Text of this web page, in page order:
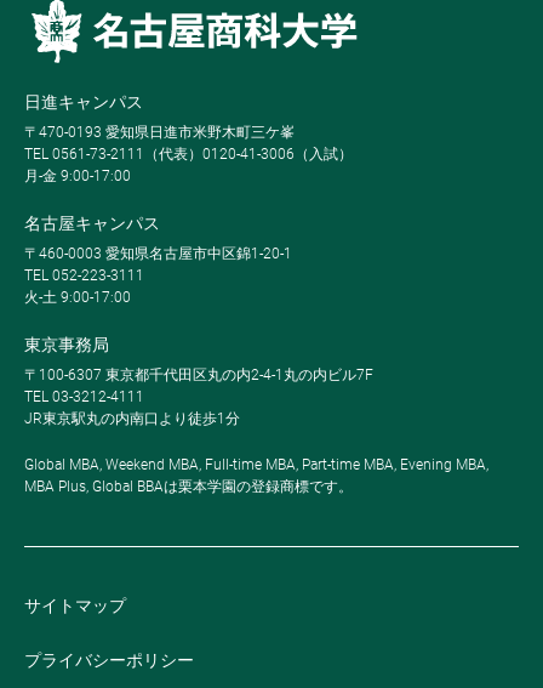
日進キャンパス
〒470-0193 愛知県日進市米野木町三ケ峯
TEL 0561-73-2111（代表）0120-41-3006（入試）
月-金 9:00-17:00
名古屋キャンパス
〒460-0003 愛知県名古屋市中区錦1-20-1
TEL 052-223-3111
火-土 9:00-17:00
東京事務局
〒100-6307 東京都千代田区丸の内2-4-1丸の内ビル7F
TEL 03-3212-4111
JR東京駅丸の内南口より徒歩1分
Global MBA, Weekend MBA, Full-time MBA, Part-time MBA, Evening MBA,
MBA Plus, Global BBAは栗本学園の登録商標です。
サイトマップ
プライバシーポリシー